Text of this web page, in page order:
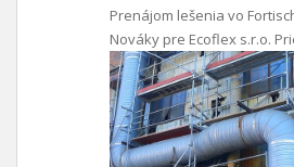
Prenájom lešenia vo
Nováky pre Ecoflex s.r.o.